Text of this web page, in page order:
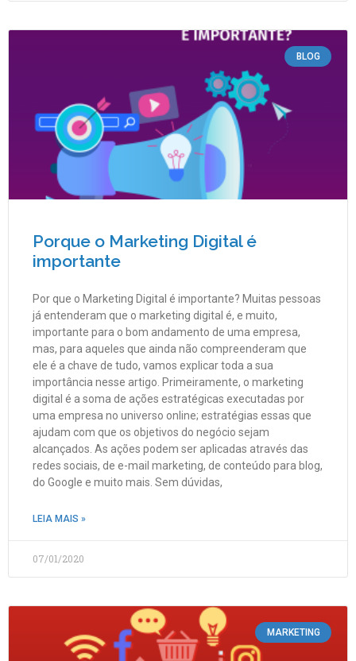
BLOG
Porque o Marketing Digital é
importante
Por que o Marketing Digital é importante? Muitas pessoas
já entenderam que o marketing digital é, e muito,
importante para o bom andamento de uma empresa,
mas, para aqueles que ainda não compreenderam que
ele é a chave de tudo, vamos explicar toda a sua
importância nesse artigo. Primeiramente, o marketing
digital é a soma de ações estratégicas executadas por
uma empresa no universo online; estratégias essas que
ajudam com que os objetivos do negócio sejam
alcançados. As ações podem ser aplicadas através das
redes sociais, de e-mail marketing, de conteúdo para blog,
do Google e muito mais. Sem dúvidas,
LEIA MAIS »
07/01/2020
MARKETING